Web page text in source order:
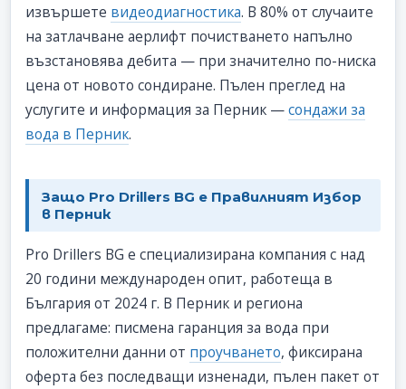
извършете видеодиагностика. В 80% от случаите
на затлачване аерлифт почистването напълно
възстановява дебита — при значително по-ниска
цена от новото сондиране. Пълен преглед на
услугите и информация за Перник —сондажи за
вода в Перник.
Защо Pro Drillers BG е Правилният Избор
в Перник
Pro Drillers BG е специализирана компания с над
20 години международен опит, работеща в
България от 2024 г. В Перник и региона
предлагаме: писмена гаранция за вода при
положителни данни от проучването, фиксирана
оферта без последващи изненади, пълен пакет от